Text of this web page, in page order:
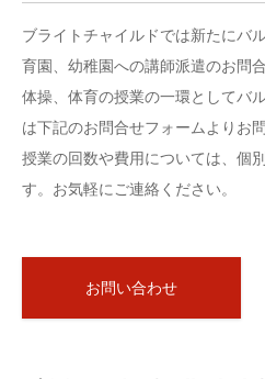
ブライトチャイルドでは新たにバ
育園、幼稚園への講師派遣のお問
体操、体育の授業の一環としてバ
は下記のお問合せフォームよりお
授業の回数や費用については、個
す。お気軽にご連絡ください。
お問い合わせ